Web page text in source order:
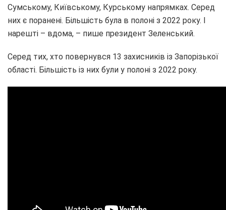
Сумському, Київському, Курському напрямках. Серед
них є поранені. Більшість була в полоні з 2022 року. І
нарешті – вдома, – пише президент Зеленський.
Серед тих, хто повернувся 13 захисників із Запорізької
області. Більшість із них були у полоні з 2022 року.